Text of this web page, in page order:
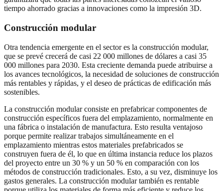
tiempo ahorrado gracias a innovaciones como la impresión 3D.
Construcción modular
Otra tendencia emergente en el sector es la construcción modular,
que se prevé crecerá de casi 22 000 millones de dólares a casi 35
000 millones para 2030. Esta creciente demanda puede atribuirse a
los avances tecnológicos, la necesidad de soluciones de construcción
más rentables y rápidas, y el deseo de prácticas de edificación más
sostenibles.
La construcción modular consiste en prefabricar componentes de
construcción específicos fuera del emplazamiento, normalmente en
una fábrica o instalación de manufactura. Esto resulta ventajoso
porque permite realizar trabajos simultáneamente en el
emplazamiento mientras estos materiales prefabricados se
construyen fuera de él, lo que en última instancia reduce los plazos
del proyecto entre un 30 % y un 50 % en comparación con los
métodos de construcción tradicionales. Esto, a su vez, disminuye los
gastos generales. La construcción modular también es rentable